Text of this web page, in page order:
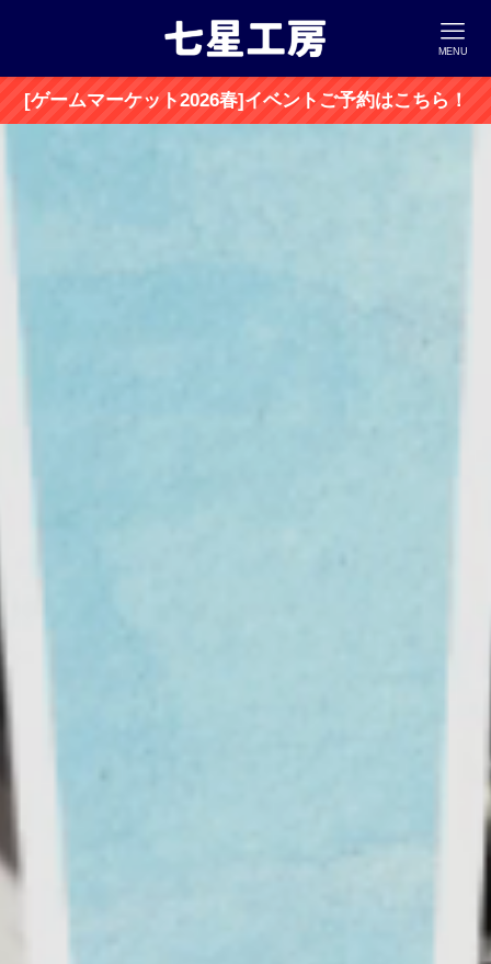
MENU
[ゲームマーケット2026春]イベントご予約はこちら！